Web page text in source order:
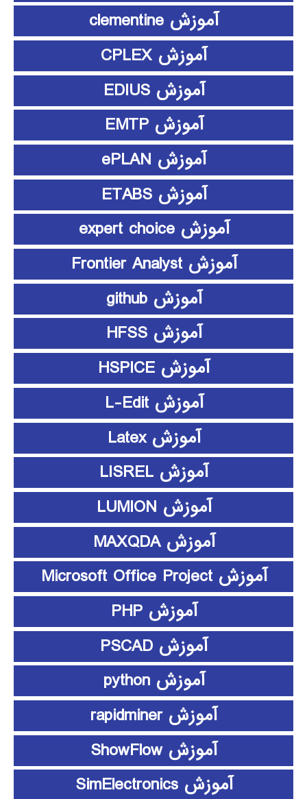
آموزش clementine
آموزش CPLEX
آموزش EDIUS
آموزش EMTP
آموزش ePLAN
آموزش ETABS
آموزش expert choice
آموزش Frontier Analyst
آموزش github
آموزش HFSS
آموزش HSPICE
آموزش L-Edit
آموزش Latex
آموزش LISREL
آموزش LUMION
آموزش MAXQDA
آموزش Microsoft Office Project
آموزش PHP
آموزش PSCAD
آموزش python
آموزش rapidminer
آموزش ShowFlow
آموزش SimElectronics